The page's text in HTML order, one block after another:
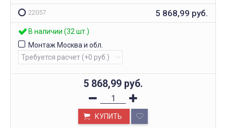
22057 5 868,99 руб.
В наличии (32 шт.)
Монтаж Москва и обл.
5 868,99 руб.
КУПИТЬ